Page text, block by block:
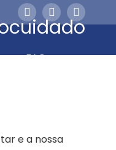
A
página
Instagram
A
página
Facebook
A
página
Linkedin
FAQ
e a nossa